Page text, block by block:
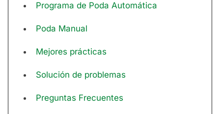
Programa de Poda Automática
Poda Manual
Mejores prácticas
Solución de problemas
Preguntas Frecuentes